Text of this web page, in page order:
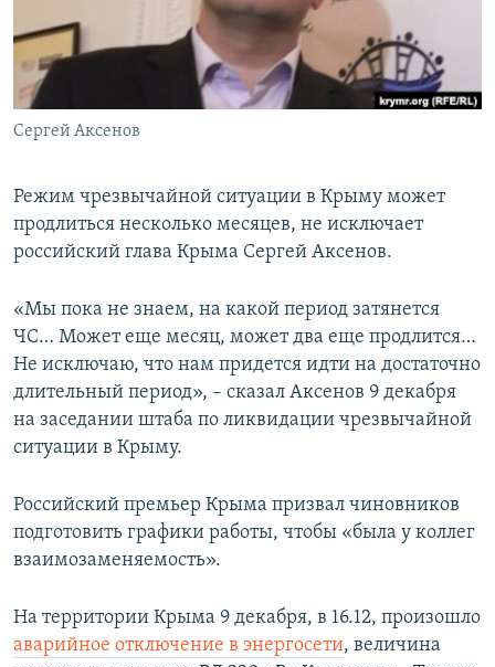
ПОБЕДИТЕЛЕЙ НЕ СУДЯТ?
КРЫМ.НЕПОКОРЕННЫЙ
УКРАИНСКАЯ ПРОБЛЕМА КРЫМА
ПРИСОЕДИНЯЙТЕСЬ!
Сергей Аксенов
Режим чрезвычайной ситуации в Крыму может
продлиться несколько месяцев, не исключает
российский глава Крыма Сергей Аксенов.
«Мы пока не знаем, на какой период затянется
ЧС… Может еще месяц, может два еще продлится…
Не исключаю, что нам придется идти на достаточно
длительный период», – сказал Аксенов 9 декабря
на заседании штаба по ликвидации чрезвычайной
ситуации в Крыму.
Российский премьер Крыма призвал чиновников
подготовить графики работы, чтобы «была у коллег
взаимозаменяемость».
На территории Крыма 9 декабря, в 16.12, произошло
аварийное отключение в энергосети, величина